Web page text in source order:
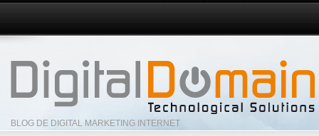
BLOG DE DIGITAL MARKETING INTERNET